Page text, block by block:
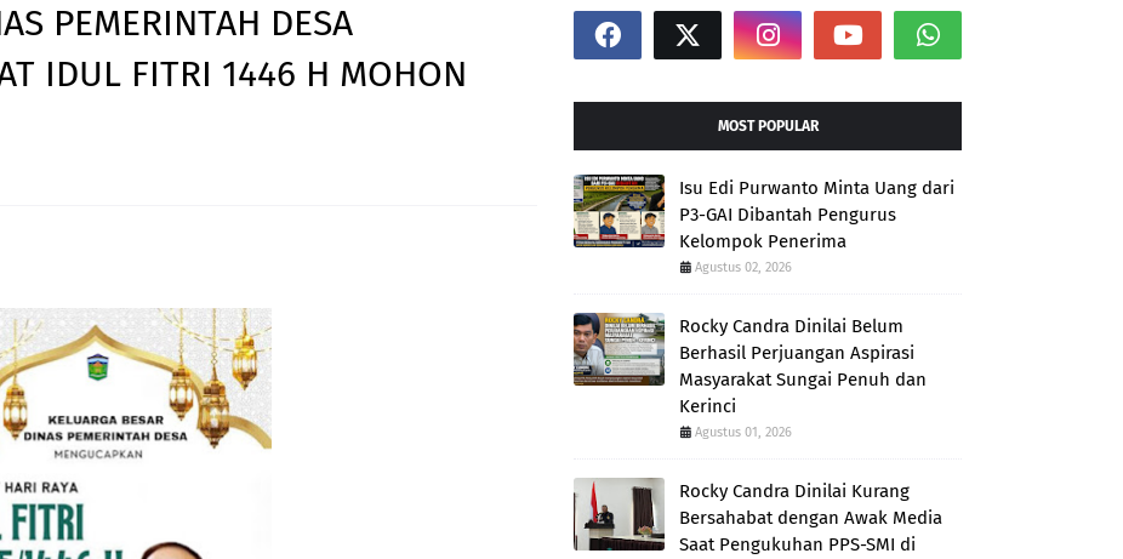
PEMERINTAH DESA
IDUL FITRI 1446 H MOHON
MOST POPULAR
Isu Edi Purwanto Minta Uang dari
P3-GAI Dibantah Pengurus
Kelompok Penerima
Agustus 02, 2026
Rocky Candra Dinilai Belum
Berhasil Perjuangan Aspirasi
Masyarakat Sungai Penuh dan
Kerinci
Agustus 01, 2026
Rocky Candra Dinilai Kurang
Bersahabat dengan Awak Media
Saat Pengukuhan PPS-SMI di